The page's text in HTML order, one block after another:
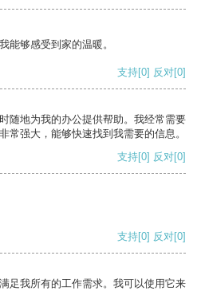
能够感受到家的温暖。
支持[0] 反对[0]
随地为我的办公提供帮助。我经常需要
常强大，能够快速找到我需要的信息。
支持[0] 反对[0]
支持[0] 反对[0]
足我所有的工作需求。我可以使用它来